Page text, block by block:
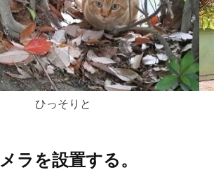
ひっそりと
ラを設置する。